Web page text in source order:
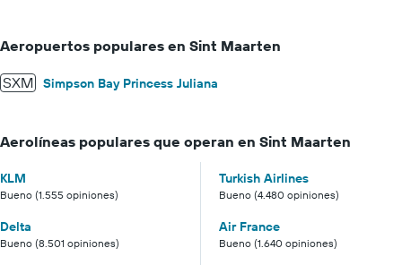
Aeropuertos populares en Sint Maarten
SXM Simpson Bay Princess Juliana
Aerolíneas populares que operan en Sint Maarten
KLM
Bueno (1.555 opiniones)
Turkish Airlines
Bueno (4.480 opiniones)
Delta
Bueno (8.501 opiniones)
Air France
Bueno (1.640 opiniones)